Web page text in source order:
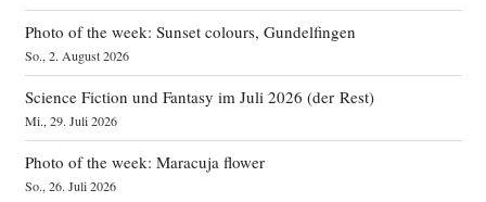
Photo of the week: Sunset colours, Gundelfingen
So., 2. August 2026
Science Fiction und Fantasy im Juli 2026 (der Rest)
Mi., 29. Juli 2026
Photo of the week: Maracuja flower
So., 26. Juli 2026